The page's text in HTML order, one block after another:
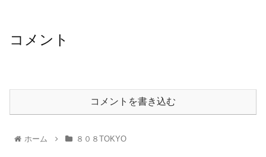
コメント
コメントを書き込む
ホーム ８０８TOKYO